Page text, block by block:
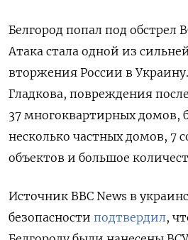
Белгород попал под обстрел
Атака стала одной из
вторжения России в
Гладкова, повреждения
37 многоквартирных домов,
несколько частных домов, 7
объектов и большое
Источник BBC News в
безопасности подтвердил,